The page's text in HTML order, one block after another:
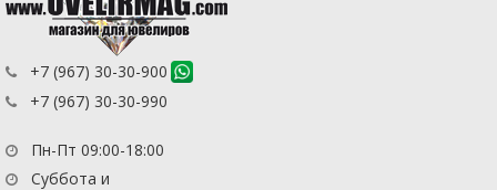
+7 (967) 30-30-900
+7 (967) 30-30-990
Пн-Пт 09:00-18:00
Суббота и